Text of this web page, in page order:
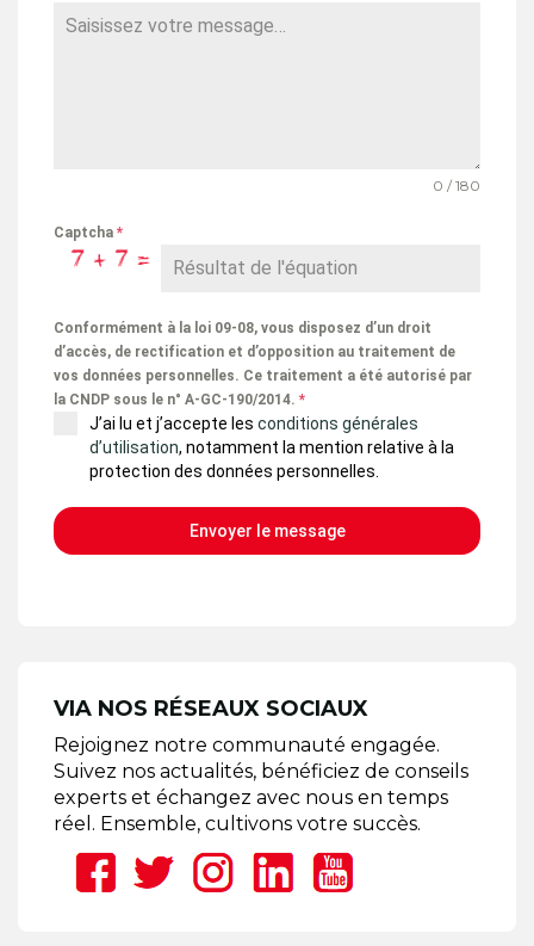
0 / 180
Captcha *
Conformément à la loi 09-08, vous disposez d’un droit
d’accès, de rectification et d’opposition au traitement de
vos données personnelles. Ce traitement a été autorisé par
la CNDP sous le n° A-GC-190/2014. *
J’ai lu et j’accepte les conditions générales
d’utilisation, notamment la mention relative à la
protection des données personnelles.
Envoyer le message
VIA NOS RÉSEAUX SOCIAUX
Rejoignez notre communauté engagée.
Suivez nos actualités, bénéficiez de conseils
experts et échangez avec nous en temps
réel. Ensemble, cultivons votre succès.